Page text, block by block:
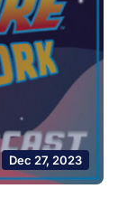
Dec 27, 2023